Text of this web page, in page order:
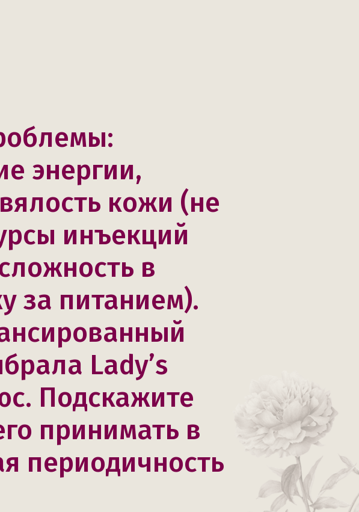
энергии,
кожи (не
инъекций
в
за питанием).
Lady’s
Подскажите
принимать в
периодичность